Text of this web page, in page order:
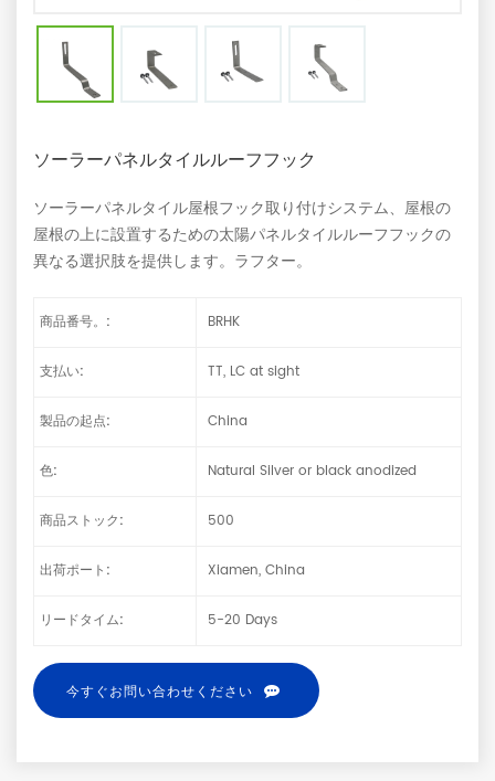
ソーラーパネルタイルルーフフック
ソーラーパネルタイル屋根フック取り付けシステム、屋根の
屋根の上に設置するための太陽パネルタイルルーフフックの
異なる選択肢を提供します。ラフター。
商品番号。: BRHK
支払い: TT, LC at sight
製品の起点: China
色: Natural Silver or black anodized
商品ストック: 500
出荷ポート: Xiamen, China
リードタイム: 5-20 Days
今すぐお問い合わせください